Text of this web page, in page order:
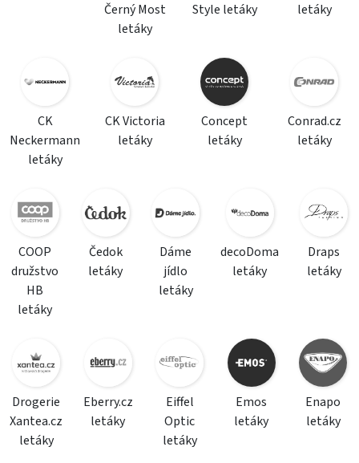
Černý Most
letáky
Style letáky
letáky
CK
Neckermann
letáky
CK Victoria
letáky
Concept
letáky
Conrad.cz
letáky
COOP
družstvo
HB
letáky
Čedok
letáky
Dáme
jídlo
letáky
decoDoma
letáky
Draps
letáky
Drogerie
Xantea.cz
letáky
Eberry.cz
letáky
Eiffel
Optic
letáky
Emos
letáky
Enapo
letáky